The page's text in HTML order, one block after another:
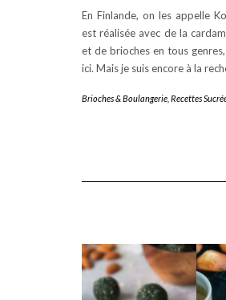
En Finlande, on les appelle
est réalisée avec de la
et de brioches en tous
ici. Mais je suis encore à la
Brioches & Boulangerie Recettes